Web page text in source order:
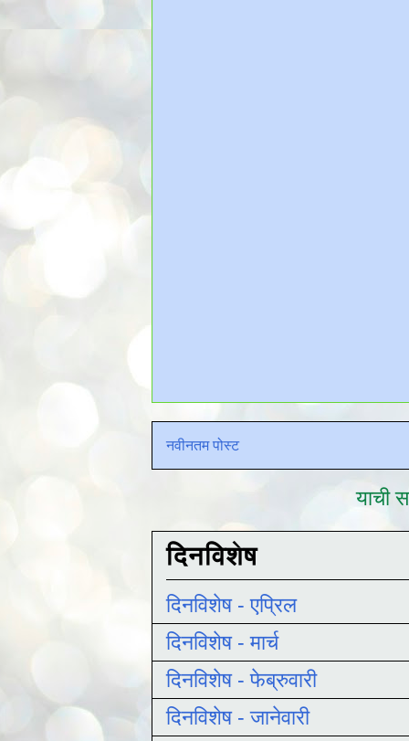
नवीनतम पोस्ट
याची
दिनविशेष
दिनविशेष - एप्रिल
दिनविशेष - मार्च
दिनविशेष - फेब्रुवारी
दिनविशेष - जानेवारी